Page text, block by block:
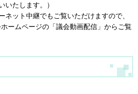
いたします。）
ネット中継でもご覧いただけますので、
ームページの「議会動画配信」からご覧